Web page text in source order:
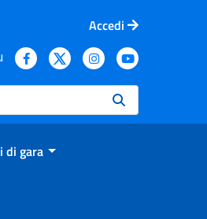
Accedi
di gara